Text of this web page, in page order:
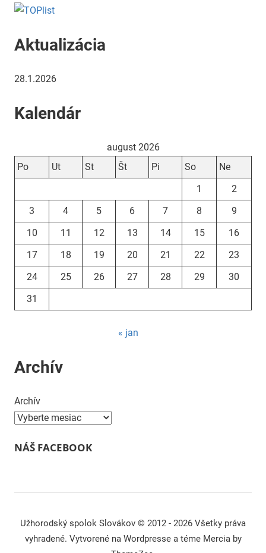
Aktualizácia
28.1.2026
Kalendár
august 2026
Po
Ut St Št Pi So
Ne
1
2
3
4 5 6 7 8
9
10
11 12 13 14 15
16
17
18 19 20 21 22
23
24
25 26 27 28 29
30
31
« jan
Archív
Archív
NÁŠ FACEBOOK
Užhorodský spolok Slovákov © 2012 - 2026 Všetky práva
vyhradené. Vytvorené na Wordpresse a téme Mercia by